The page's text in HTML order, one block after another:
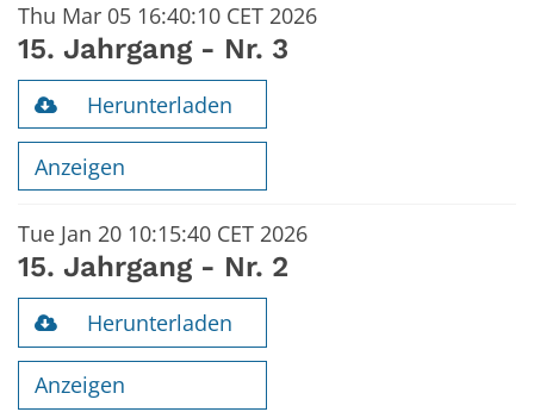
Thu Mar 05 16:40:10 CET 2026
15. Jahrgang - Nr. 3
Herunterladen
Anzeigen
Tue Jan 20 10:15:40 CET 2026
15. Jahrgang - Nr. 2
Herunterladen
Anzeigen